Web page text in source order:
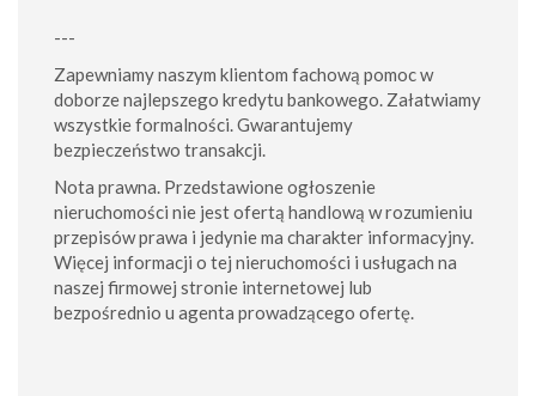
---
Zapewniamy naszym klientom fachową pomoc w
doborze najlepszego kredytu bankowego. Załatwiamy
wszystkie formalności. Gwarantujemy
bezpieczeństwo transakcji.
Nota prawna. Przedstawione ogłoszenie
nieruchomości nie jest ofertą handlową w rozumieniu
przepisów prawa i jedynie ma charakter informacyjny.
Więcej informacji o tej nieruchomości i usługach na
naszej firmowej stronie internetowej lub
bezpośrednio u agenta prowadzącego ofertę.